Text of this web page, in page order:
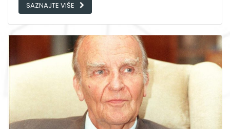
SAZNAJTE VIŠE